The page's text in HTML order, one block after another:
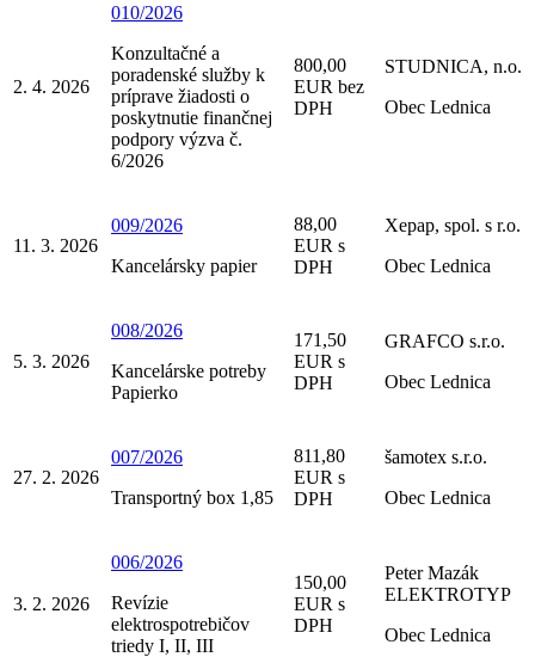
2. 4. 2026
010/2026
Konzultačné a
poradenské služby k
príprave žiadosti o
poskytnutie finančnej
podpory výzva č.
6/2026
800,00
EUR bez
DPH
STUDNICA, n.o.
Obec Lednica
11. 3. 2026
009/2026
Kancelársky papier
88,00
EUR s
DPH
Xepap, spol. s r.o.
Obec Lednica
5. 3. 2026
008/2026
Kancelárske potreby
Papierko
171,50
EUR s
DPH
GRAFCO s.r.o.
Obec Lednica
27. 2. 2026
007/2026
Transportný box 1,85
811,80
EUR s
DPH
šamotex s.r.o.
Obec Lednica
3. 2. 2026
006/2026
Revízie
elektrospotrebičov
triedy I, II, III
150,00
EUR s
DPH
Peter Mazák
ELEKTROTYP
Obec Lednica